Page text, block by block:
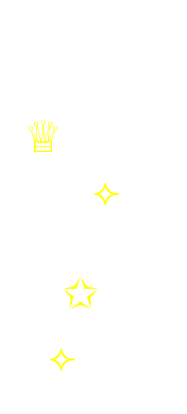
♕
⟣
✩
⟣